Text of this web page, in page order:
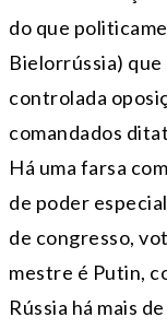
do que
Bielorrússia) que
controlada
comandados
Há uma farsa
de poder
de congresso,
mestre é Putin,
Rússia há mais